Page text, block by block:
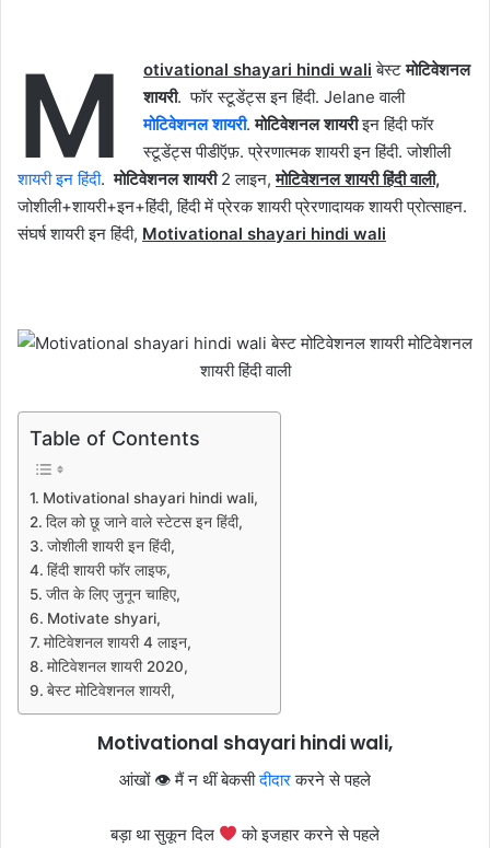
M otivational shayari hindi wali बेस्टमोटिवेशनल
शायरी. फॉर स्टूडेंट्स इन हिंदी. Jelane वाली
मोटिवेशनल शायरी.मोटिवेशनल शायरीइन हिंदी फॉर
स्टूडेंट्स पीडीऍफ़. प्रेरणात्मक शायरी इन हिंदी. जोशीली
शायरी इन हिंदी.मोटिवेशनल शायरी2 लाइन,मोटिवेशनल शायरी हिंदी वाली,
जोशीली+शायरी+इन+हिंदी, हिंदी में प्रेरक शायरी प्रेरणादायक शायरी प्रोत्साहन.
संघर्ष शायरी इन हिंदी, Motivational shayari hindi wali
Table of Contents
Motivational shayari hindi wali,
दिल को छू जाने वाले स्टेटस इन हिंदी,
जोशीली शायरी इन हिंदी,
हिंदी शायरी फॉर लाइफ,
जीत के लिए जुनून चाहिए,
Motivate shyari,
मोटिवेशनल शायरी 4 लाइन,
मोटिवेशनल शायरी 2020,
बेस्ट मोटिवेशनल शायरी,
Motivational shayari hindi wali,
आंखों 👁 मैं न थीं बेकसीदीदारकरने से पहले
बड़ा था सुकून दिल को इजहार करने से पहले